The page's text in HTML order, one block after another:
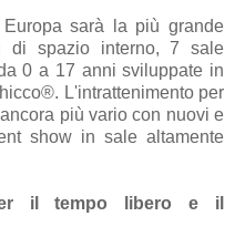
sarà la più grande
di spazio interno, 7 sale
0 a 17 anni sviluppate in
L'intrattenimento per
più vario con nuovi e
show in sale altamente
il tempo libero e il